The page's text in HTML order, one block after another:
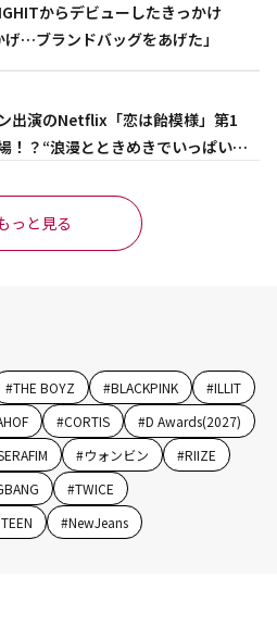
からデビューしたきっかけ
…ブランドバッグをあげた」
出演のNetflix「恋は飴模様」第1
！？“浪漫とときめきでいっぱいの
っと見る
#THE BOYZ #BLACKPINK #ILLIT
#CORTIS #D Awards(2027)
#ウォンビン #RIIZE
#TWICE
#NewJeans